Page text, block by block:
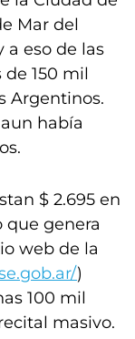
Mar del
a eso de las
150 mil
Argentinos.
había
$ 2.695 en
que genera
web de la
)
100 mil
masivo.